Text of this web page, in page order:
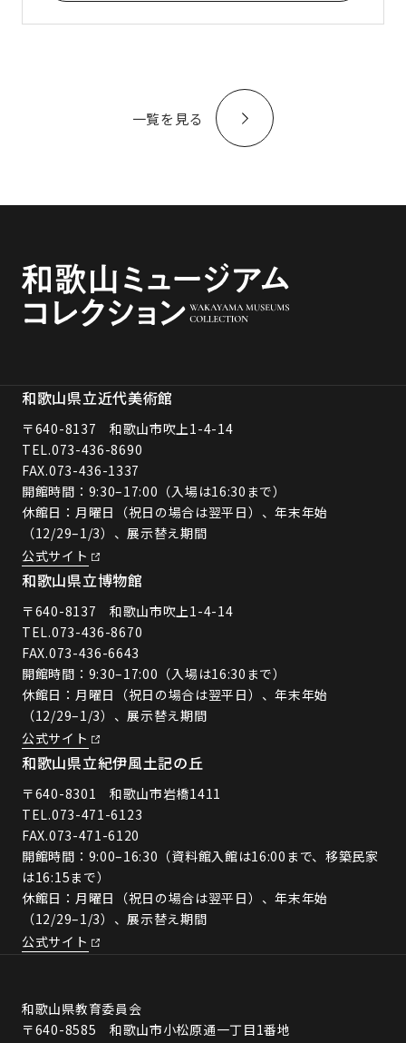
一覧を見る
和歌山県立近代美術館
〒640-8137 和歌山市吹上1-4-14
TEL.073-436-8690
FAX.073-436-1337
開館時間：9:30–17:00（入場は16:30まで）
休館日：月曜日（祝日の場合は翌平日）、年末年始
（12/29–1/3）、展示替え期間
公式サイト
和歌山県立博物館
〒640-8137 和歌山市吹上1-4-14
TEL.073-436-8670
FAX.073-436-6643
開館時間：9:30–17:00（入場は16:30まで）
休館日：月曜日（祝日の場合は翌平日）、年末年始
（12/29–1/3）、展示替え期間
公式サイト
和歌山県立紀伊風土記の丘
〒640-8301 和歌山市岩橋1411
TEL.073-471-6123
FAX.073-471-6120
開館時間：9:00–16:30（資料館入館は16:00まで、移築民家
は16:15まで）
休館日：月曜日（祝日の場合は翌平日）、年末年始
（12/29–1/3）、展示替え期間
公式サイト
和歌山県教育委員会
〒640-8585 和歌山市小松原通一丁目1番地